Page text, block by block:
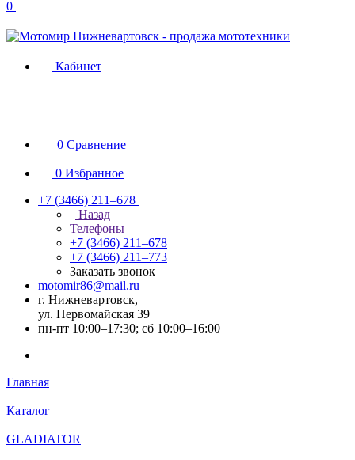
0
Кабинет
0 Сравнение
0 Избранное
+7 (3466) 211‒678
Назад
Телефоны
+7 (3466) 211‒678
+7 (3466) 211‒773
Заказать звонок
motomir86@mail.ru
г. Нижневартовск,
ул. Первомайская 39
пн-пт 10:00–17:30; сб 10:00–16:00
Главная
Каталог
GLADIATOR